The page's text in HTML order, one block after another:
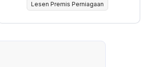
Lesen Premis Perniagaan